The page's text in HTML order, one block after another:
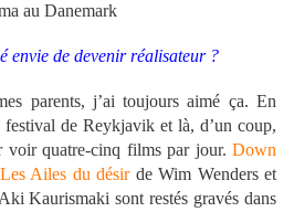
au Danemark
envie de devenir réalisateur ?
parents, j’ai toujours aimé ça. En
de Reykjavik et là, d’un coup,
voir quatre-cinq films par jour. Down
Les Ailes du désirde Wim Wenders et
Kaurismaki sont restés gravés dans